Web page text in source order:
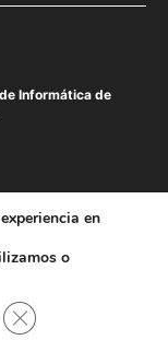
Informática de
en
o
Cerrar el banner de